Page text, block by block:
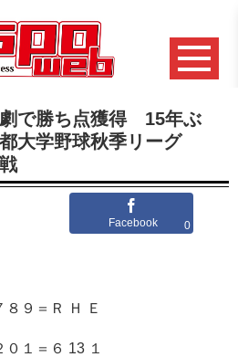
で勝ち点獲得 15年ぶ
大学野球秋季リーグ
Facebook 0
９＝Ｒ Ｈ Ｅ
１＝６ 13 １